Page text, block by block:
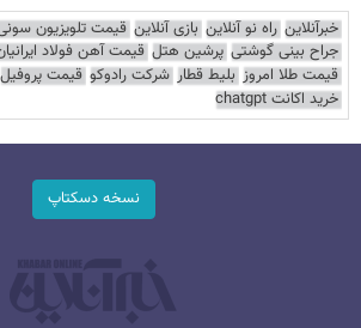
خبرآنلاین راه نو آنلاین بازی آنلاین قیمت تلویزیون
جراح بینی گوشتی پرشین هتل قیمت آهن فولاد
قیمت طلا امروز بلیط قطار شرکت رادوکو قیمت پروفیل
خرید اکانت chatgpt
نسخه دسکتاپ